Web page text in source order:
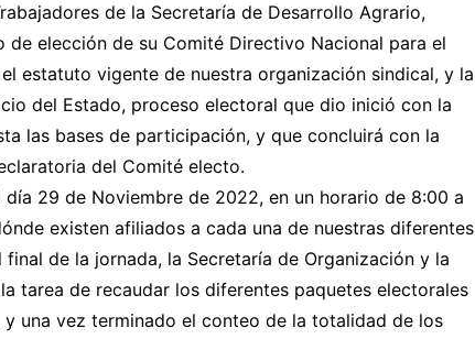
de la Secretaría de Desarrollo Agrario,
elección de su Comité Directivo Nacional para el
estatuto vigente de nuestra organización sindical, y la
del Estado, proceso electoral que dio inició con la
las bases de participación, y que concluirá con la
del Comité electo.
29 de Noviembre de 2022, en un horario de 8:00 a
existen afiliados a cada una de nuestras diferentes
de la jornada, la Secretaría de Organización y la
tarea de recaudar los diferentes paquetes electorales
una vez terminado el conteo de la totalidad de los